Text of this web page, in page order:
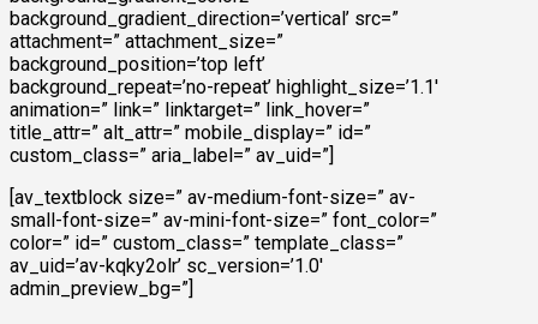
background_gradient_direction=’vertical’ src=”
attachment=” attachment_size=”
background_position=’top left’
background_repeat=’no-repeat’ highlight_size=’1.1′
animation=” link=” linktarget=” link_hover=”
title_attr=” alt_attr=” mobile_display=” id=”
custom_class=” aria_label=” av_uid=”]
[av_textblock size=” av-medium-font-size=” av-
small-font-size=” av-mini-font-size=” font_color=”
color=” id=” custom_class=” template_class=”
av_uid=’av-kqky2olr’ sc_version=’1.0′
admin_preview_bg=”]